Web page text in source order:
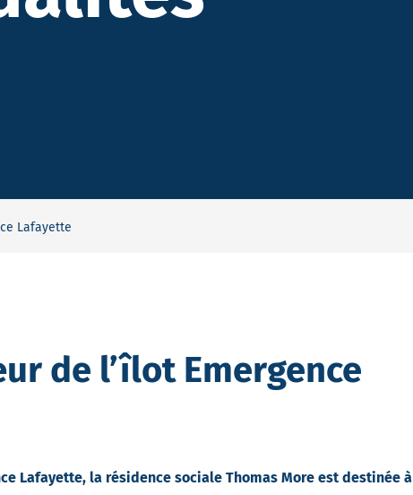
Lafayette
de l’îlot Emergence
Lafayette, la résidence sociale Thomas More est destinée à